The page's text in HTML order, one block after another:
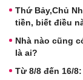
Thứ Bảy,Chủ
tiền, biết điều
Nhà nào cũng
là ai?
Từ 8/8 đến 16/